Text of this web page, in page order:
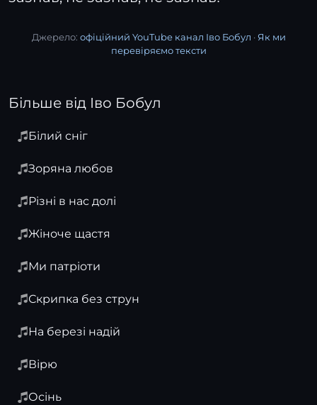
Джерело: офіційний YouTube канал Іво Бобул · Як ми
перевіряємо тексти
Більше від Іво Бобул
Білий сніг
Зоряна любов
Різні в нас долі
Жіноче щастя
Ми патріоти
Скрипка без струн
На березі надій
Вірю
Осінь